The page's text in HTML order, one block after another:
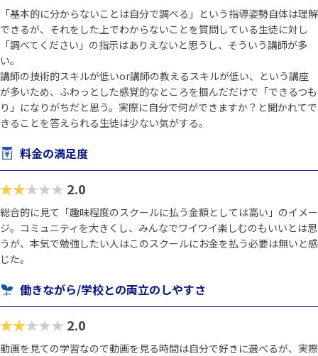
「基本的に分からないことは自分で調べる」という指導姿勢自体は理解
できるが、それをした上でわからないことを質問している生徒に対し
「調べてください」の指示はありえないと思うし、そういう講師が多
い。
講師の技術的スキルが低いor講師の教えるスキルが低い、という講座
が多いため、ふわっとした感覚的なところを掴んだだけで「できるつも
り」になりがちだと思う。実際に自分で何ができますか？と聞かれてで
きることを答えられる生徒は少ない気がする。
料金の満足度
★★★★★ 2.0
総合的に見て「趣味程度のスクールに払う金額としては高い」のイメー
ジ。コミュニティを大きくし、みんなでワイワイ楽しむのもいいとは思
うが、本気で勉強したい人はこのスクールにお金を払う必要は無いと感
じた。
働きながら/学校との両立のしやすさ
★★★★★ 2.0
動画を見ての学習なので動画を見る時間は自分で好きに選べるが、実際